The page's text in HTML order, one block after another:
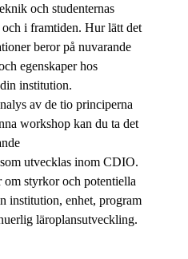
och studenternas
i framtiden. Hur lätt det
beror på nuvarande
egenskaper hos
institution.
av de tio principerna
workshop kan du ta det
utvecklas inom CDIO.
styrkor och potentiella
institution, enhet, program
läroplansutveckling.